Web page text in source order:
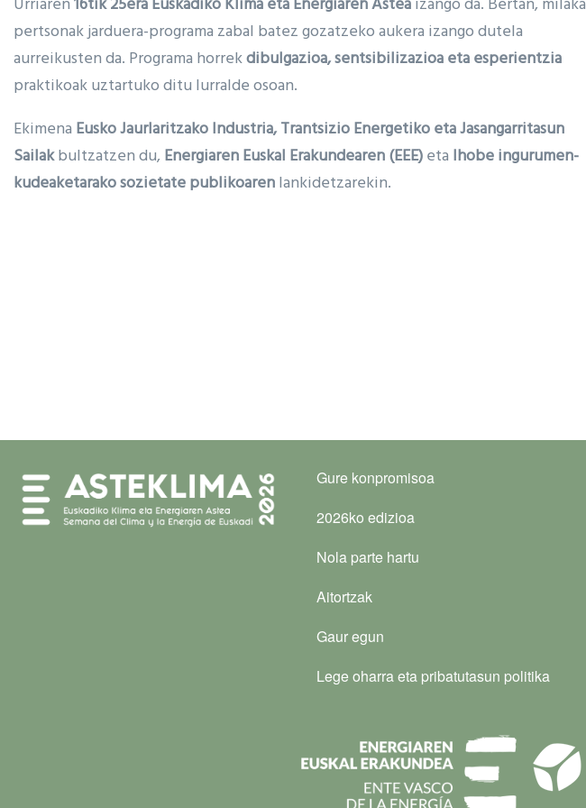
pertsonak jarduera-programa zabal batez gozatzeko aukera izango dutela
aurreikusten da. Programa horrekdibulgazioa, sentsibilizazioa eta esperientzia
praktikoak uztartuko ditu lurralde osoan.
Ekimena Eusko Jaurlaritzako Industria, Trantsizio Energetiko eta Jasangarritasun
Sailakbultzatzen du, Energiaren Euskal Erakundearen (EEE)eta Ihobe ingurumen-
kudeaketarako sozietate publikoarenlankidetzarekin.
Gure konpromisoa
2026ko edizioa
Nola parte hartu
Aitortzak
Gaur egun
Lege oharra eta pribatutasun politika